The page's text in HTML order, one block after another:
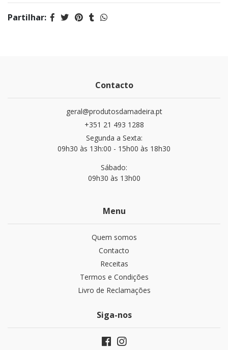
Partilhar:
Contacto
geral@produtosdamadeira.pt
+351 21 493 1288
Segunda a Sexta:
09h30 às 13h:00 - 15h00 às 18h30
Sábado:
09h30 às 13h00
Menu
Quem somos
Contacto
Receitas
Termos e Condições
Livro de Reclamações
Siga-nos